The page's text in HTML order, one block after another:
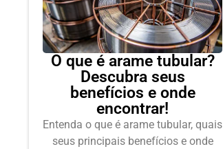
O que é arame tubular?
Descubra seus
benefícios e onde
encontrar!
Entenda o que é arame tubular, quais
seus principais benefícios e onde